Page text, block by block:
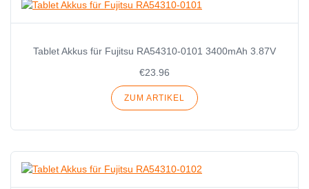
Tablet Akkus für Fujitsu RA54310-0101 3400mAh 3.87V
€23.96
ZUM ARTIKEL